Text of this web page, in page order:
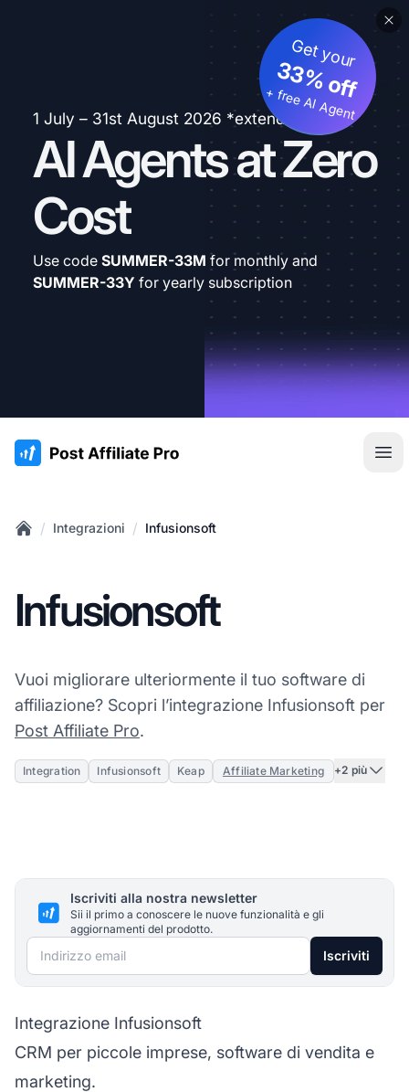
1 July – 31st August 2026 *extended
AI Agents at Zero
Cost
Get your
33% off
+ free AI Agent
Use code SUMMER-33M for monthly and
SUMMER-33Y for yearly subscription
:site.title
/ Integrazioni / Infusionsoft
Infusionsoft
Vuoi migliorare ulteriormente il tuo software di
affiliazione? Scopri l’integrazione Infusionsoft per
Post Affiliate Pro.
Integration Infusionsoft Keap Affiliate Marketing +2 più
Iscriviti alla nostra newsletter
Sii il primo a conoscere le nuove funzionalità e gli
aggiornamenti del prodotto.
Indirizzo email Iscriviti
Integrazione Infusionsoft
CRM per piccole imprese, software di vendita e
marketing.